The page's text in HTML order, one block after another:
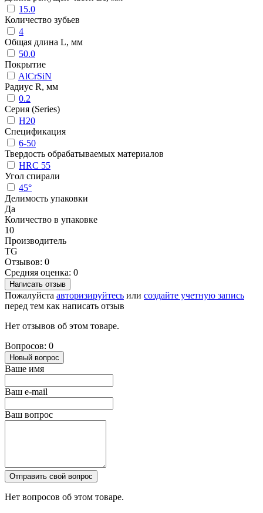
15.0
Количество зубьев
4
Общая длина L, мм
50.0
Покрытие
AlCrSiN
Радиус R, мм
0.2
Серия (Series)
H20
Спецификация
6-50
Твердость обрабатываемых материалов
HRC 55
Угол спирали
45°
Делимость упаковки
Да
Количество в упаковке
10
Производитель
TG
Отзывов: 0
Средняя оценка: 0
Написать отзыв
Пожалуйста авторизируйтесь или создайте учетную запись
перед тем как написать отзыв
Нет отзывов об этом товаре.
Вопросов: 0
Новый вопрос
Ваше имя
Ваш e-mail
Ваш вопрос
Отправить свой вопрос
Нет вопросов об этом товаре.